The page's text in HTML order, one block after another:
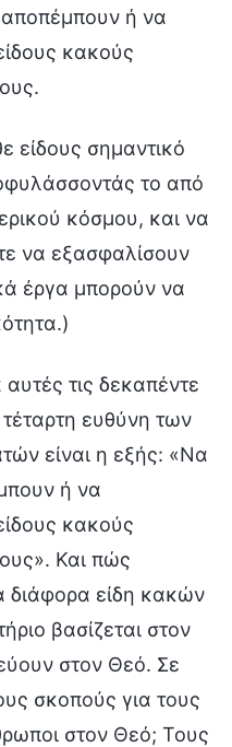
αποπέμπουν ή να
κακούς
είδους σημαντικό
το από
κόσμου, και να
να εξασφαλίσουν
έργα μπορούν να
τις δεκαπέντε
ευθύνη των
είναι η εξής: «Να
ή να
κακούς
Και πώς
διάφορα είδη κακών
βασίζεται στον
στον Θεό. Σε
σκοπούς για τους
στον Θεό; Τους